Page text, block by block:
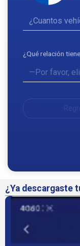
¿Cuantos
¿Qué relación
¿Ya descargaste